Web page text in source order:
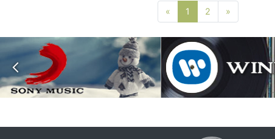
« Poprzednia strona
1 2 »